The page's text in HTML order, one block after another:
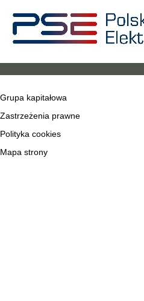
Grupa kapitałowa
Zastrzeżenia prawne
Polityka cookies
Mapa strony